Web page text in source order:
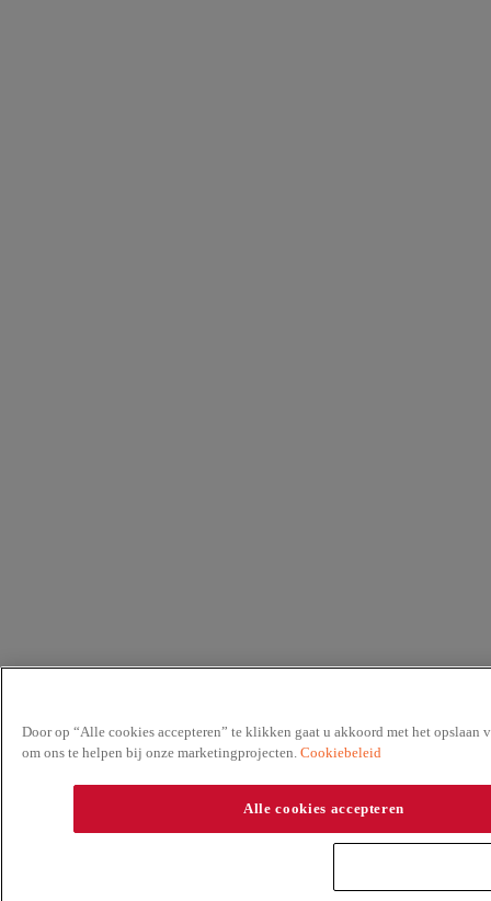
Door op “Alle cookies accepteren” te klikken gaat u akkoord met het
om ons te helpen bij onze marketingprojecten. Cookiebeleid
Alle cookies accepteren